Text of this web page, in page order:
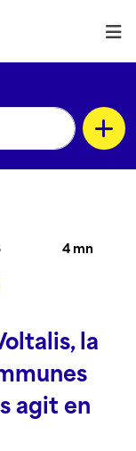
4 mn
la
agit en